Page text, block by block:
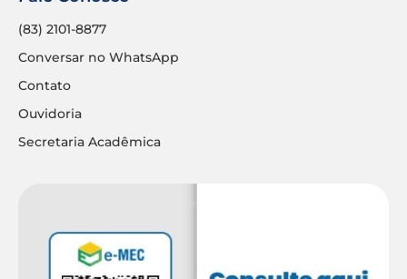
(83) 2101-8877
Conversar no WhatsApp
Contato
Ouvidoria
Secretaria Acadêmica